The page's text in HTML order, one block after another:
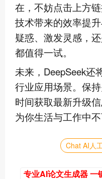
在，不妨点击上方
技术带来的效率提
疑惑、激发灵感，
都值得一试。
未来，DeepSeek还
行业应用场景。保
时间获取最新升级
为你生活与工作中
Chat AI人
专业AI论文生成器 一